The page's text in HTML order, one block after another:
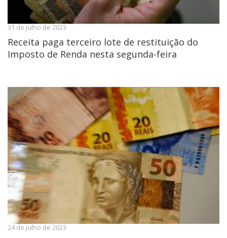
31 de julho de 2023
Receita paga terceiro lote de restituição do
Imposto de Renda nesta segunda-feira
24 de julho de 2023